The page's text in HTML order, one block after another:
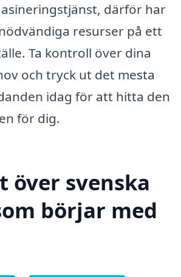
därför har
resurser på ett
Ta kontroll över dina
och tryck ut det mesta
idag för att hitta den
för dig.
över svenska
börjar med